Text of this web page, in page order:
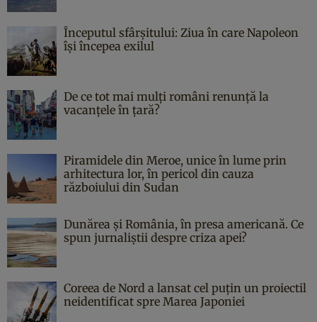
Începutul sfârşitului: Ziua în care Napoleon
îşi începea exilul
De ce tot mai mulți români renunță la
vacanțele în țară?
Piramidele din Meroe, unice în lume prin
arhitectura lor, în pericol din cauza
războiului din Sudan
Dunărea și România, în presa americană. Ce
spun jurnaliștii despre criza apei?
Coreea de Nord a lansat cel puțin un proiectil
neidentificat spre Marea Japoniei